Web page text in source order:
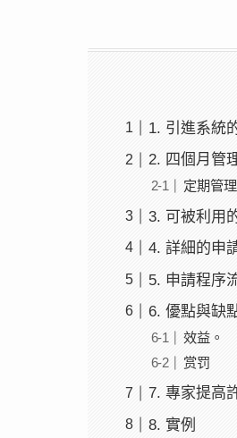
1. 引進系統
2. 四個月管
定期管
3. 可被利用
4. 詳細的申
5. 申請程序
6. 優點與缺
效益。
赏罚
7. 專家提高
8. 實例